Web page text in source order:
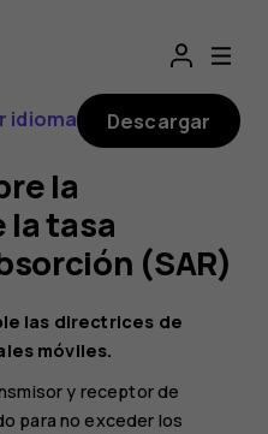
idioma Descargar
la
tasa
(SAR)
las directrices de
móviles.
y receptor de
para no exceder los